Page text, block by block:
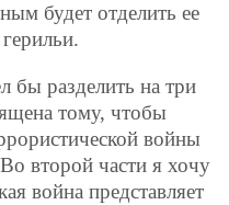
будет отделить ее
бы разделить на три
тому, чтобы
войны
второй части я хочу
война представляет